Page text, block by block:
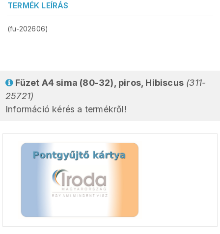
TERMÉK LEÍRÁS
(fu-202606)
Füzet A4 sima (80-32), piros, Hibiscus (311-
25721)
Információ kérés a termékről!